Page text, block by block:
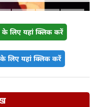
लिए यहां क्लिक करें
लिए यहां क्लिक करें